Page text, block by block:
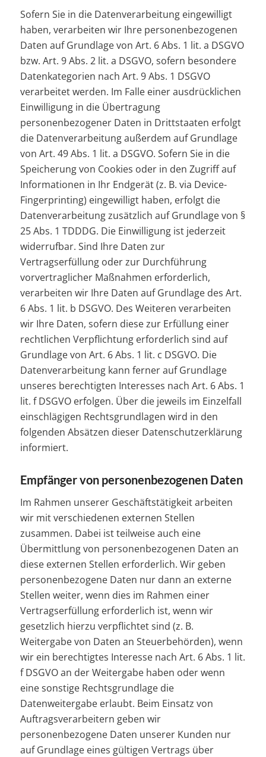
Sofern Sie in die Datenverarbeitung eingewilligt
haben, verarbeiten wir Ihre personenbezogenen
Daten auf Grundlage von Art. 6 Abs. 1 lit. a DSGVO
bzw. Art. 9 Abs. 2 lit. a DSGVO, sofern besondere
Datenkategorien nach Art. 9 Abs. 1 DSGVO
verarbeitet werden. Im Falle einer ausdrücklichen
Einwilligung in die Übertragung
personenbezogener Daten in Drittstaaten erfolgt
die Datenverarbeitung außerdem auf Grundlage
von Art. 49 Abs. 1 lit. a DSGVO. Sofern Sie in die
Speicherung von Cookies oder in den Zugriff auf
Informationen in Ihr Endgerät (z. B. via Device-
Fingerprinting) eingewilligt haben, erfolgt die
Datenverarbeitung zusätzlich auf Grundlage von §
25 Abs. 1 TDDDG. Die Einwilligung ist jederzeit
widerrufbar. Sind Ihre Daten zur
Vertragserfüllung oder zur Durchführung
vorvertraglicher Maßnahmen erforderlich,
verarbeiten wir Ihre Daten auf Grundlage des Art.
6 Abs. 1 lit. b DSGVO. Des Weiteren verarbeiten
wir Ihre Daten, sofern diese zur Erfüllung einer
rechtlichen Verpflichtung erforderlich sind auf
Grundlage von Art. 6 Abs. 1 lit. c DSGVO. Die
Datenverarbeitung kann ferner auf Grundlage
unseres berechtigten Interesses nach Art. 6 Abs. 1
lit. f DSGVO erfolgen. Über die jeweils im Einzelfall
einschlägigen Rechtsgrundlagen wird in den
folgenden Absätzen dieser Datenschutzerklärung
informiert.
Empfänger von personenbezogenen Daten
Im Rahmen unserer Geschäftstätigkeit arbeiten
wir mit verschiedenen externen Stellen
zusammen. Dabei ist teilweise auch eine
Übermittlung von personenbezogenen Daten an
diese externen Stellen erforderlich. Wir geben
personenbezogene Daten nur dann an externe
Stellen weiter, wenn dies im Rahmen einer
Vertragserfüllung erforderlich ist, wenn wir
gesetzlich hierzu verpflichtet sind (z. B.
Weitergabe von Daten an Steuerbehörden), wenn
wir ein berechtigtes Interesse nach Art. 6 Abs. 1 lit.
f DSGVO an der Weitergabe haben oder wenn
eine sonstige Rechtsgrundlage die
Datenweitergabe erlaubt. Beim Einsatz von
Auftragsverarbeitern geben wir
personenbezogene Daten unserer Kunden nur
auf Grundlage eines gültigen Vertrags über